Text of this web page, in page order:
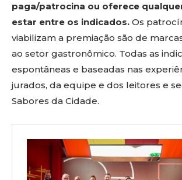
paga/patrocina ou oferece
estar entre os indicados. Os
viabilizam a premiação são de
ao setor gastronômico. Todas as
espontâneas e baseadas nas
jurados, da equipe e dos leitores e
Sabores da Cidade.